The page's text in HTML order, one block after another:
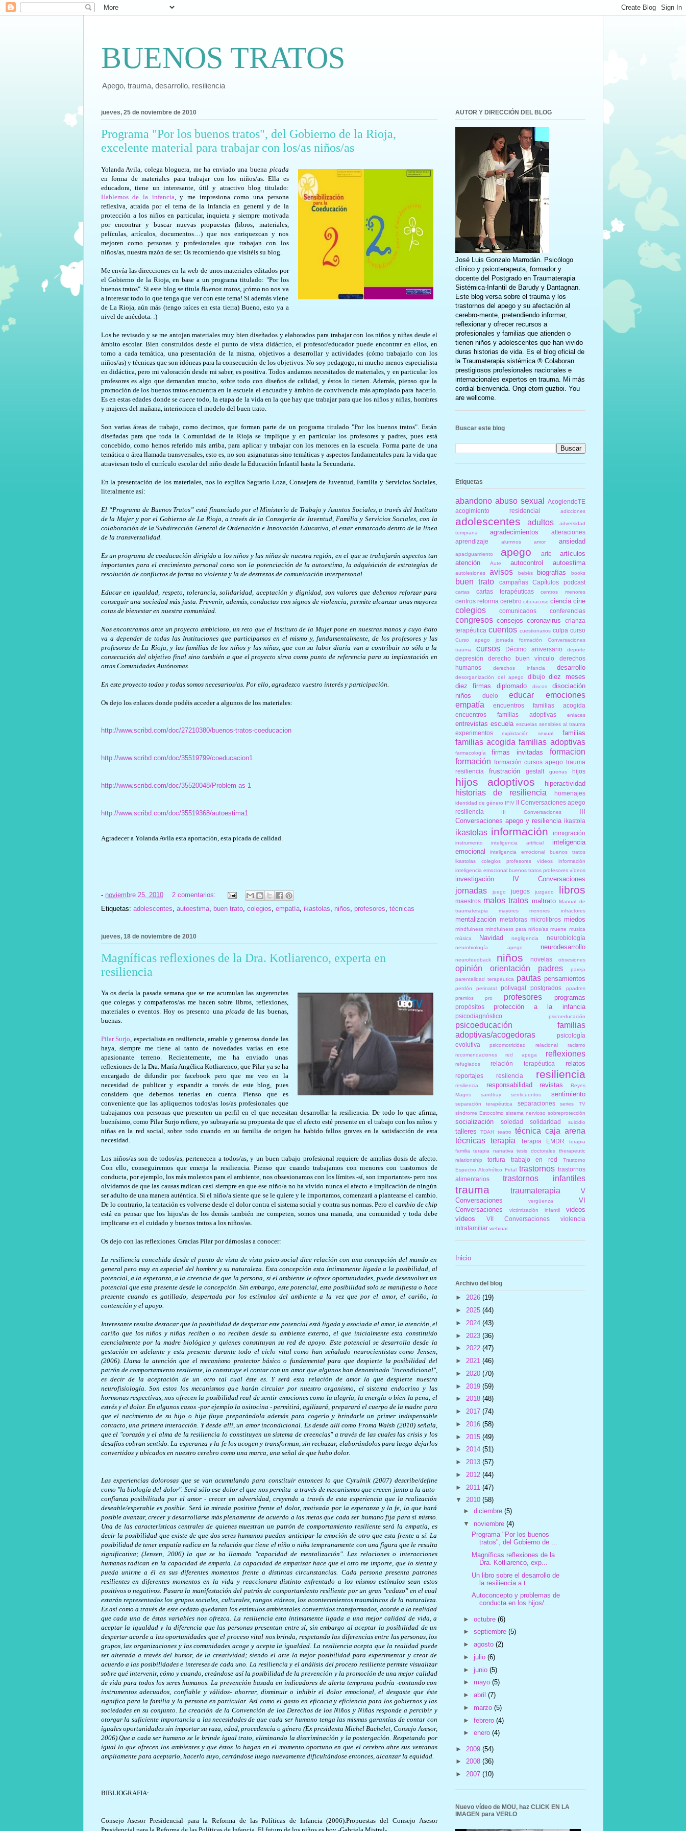
BUENOS TRATOS
Apego, trauma, desarrollo, resiliencia
jueves, 25 de noviembre de 2010
Programa "Por los buenos tratos", del Gobierno de la Rioja,
excelente material para trabajar con los/as niños/as
Yolanda Avila, colega bloguera, me ha enviado una buena picada
en forma de materiales para trabajar con los niños/as. Ella es
educadora, tiene un interesante, útil y atractivo blog titulado:
Hablemos de la infancia , y me impresiona como una persona
reflexiva, atraída por el tema de la infancia en general y de la
protección a los niños en particular, inquieta y siempre motivada
por encontrar y buscar nuevas propuestas (libros, materiales,
películas, artículos, documentos…) que nos enriquezcan y nos
mejoren como personas y profesionales que trabajan con los
niños/as, nuestra razón de ser. Os recomiendo que visitéis su blog.
Me envía las direcciones en la web de unos materiales editados por
el Gobierno de la Rioja, en base a un programa titulado: "Por los
buenos tratos". Si este blog se titula Buenos tratos, ¡cómo no nos va
a interesar todo lo que tenga que ver con este tema! Si además viene
de La Rioja, aún más (tengo raíces en esta tierra) Bueno, esto ya a
nivel de anécdota. :)
Los he revisado y se me antojan materiales muy bien diseñados y elaborados para trabajar con los niños y niñas desde el
ámbito escolar. Bien construidos desde el punto de vista didáctico, el profesor/educador puede encontrar en ellos, en
torno a cada temática, una presentación de la misma, objetivos a desarrollar y actividades (cómo trabajarlo con los
niños/as) y técnicas que son idóneas para la consecución de los objetivos. No soy pedagogo, ni mucho menos especialista
en didáctica, pero mi valoración desde mi saber, es positiva. Todos andamos necesitados de materiales, y en particular los
profesores es algo que demandan mucho, sobre todo con diseños de calidad, y éstos lo tienen. Además, pienso que la
promoción de los buenos tratos encuentra en la escuela el encuadre y ámbito de convivencia más apropiado para hacerlo.
Es en estas edades donde secuece todo, la etapa de la vida en la que hay que trabajar para que los niños y niñas, hombres
y mujeres del mañana, interioricen el modelo del buen trato.
Son varias áreas de trabajo, como decimos, que forman parte de un programa titulado "Por los buenos tratos". Están
diseñadas para que toda la Comunidad de la Rioja se implique y en particular los profesores y padres, pues está
concebido, como hemos referido más arriba, para aplicar y trabajar con los menores en la escuela. Forma parte de una
temática o área llamada transversales, esto es, no son asignaturas sino temáticas y aspectos fundamentales para la vida que
atraviesan todo el currículo escolar del niño desde la Educación Infantil hasta la Secundaria.
En la presentación de los materiales, nos lo explica Sagrario Loza, Consejera de Juventud, Familia y Servicios Sociales,
literalmente así:
El “Programa de Buenos Tratos” está financiado por el Ministerio de Trabajo y Asuntos Sociales, a través del Instituto
de la Mujer y por el Gobierno de La Rioja, a través de la Consejería de Juventud, Familia y Servicios Sociales, con la
colaboración de la Subdirección General de Ordenación e Innovación Educativa, al estar enmarcado dentro de la línea
de la transversalidad.
Es un programa de coeducación dirigido a los niños y las niñas de nuestra región, en el que se trabajarán aspectos tan
importantes para el crecimiento personal como son la potenciación de la autoestima, la adquisición de estrategias de
resolución de conflictos de forma no violenta y la de destrezas de comunicación interpersonal.
Educar en igualdad, respeto, tolerancia, solidaridad, aceptación y dignidad, son valores que debemos reforzar para
conseguir una sociedad más justa. Prevenir, además, conductas con signos de violencia, permite alcanzar unas mayores
cotas de bienestar en nuestra comunidad.
Nos encontramos ante un proyecto ambicioso, un reto que el Instituto de la Mujer pone en nuestras manos y cuyo éxito
va a depender de todas las Instituciones que participamos en el mismo y, fundamentalmente, de los profesores y las
profesoras de La Rioja, y las familias de los niños y las niñas, que con su labor diaria van a contribuir no sólo a la
consecución del objetivo final sino también a que el proyecto sirva como punto de referencia para su implantación en
otras Comunidades Autónomas.
En este proyecto todos y todas somos necesarios/as. Por ello, agradezco vuestro interés y participación.
Os dejo los enlaces donde podéis acceder a algunos de los materiales:
http://www.scribd.com/doc/27210380/buenos-tratos-coeducacion
http://www.scribd.com/doc/35519799/coeducacion1
http://www.scribd.com/doc/35520048/Problem-as-1
http://www.scribd.com/doc/35519368/autoestima1
Agradecer a Yolanda Avila esta aportación, esta picada de calidad.
- noviembre 25, 2010
2 comentarios:
Etiquetas: adolescentes autoestima, buen trato, colegios empatía, ikastolas niños profesores técnicas
jueves, 18 de noviembre de 2010
Magníficas reflexiones de la Dra. Kotliarenco, experta en
resiliencia
Ya os decía la pasada semana que se me acumulan las sugerencias
que colegas y compañeros/as me hacen sobre libros, reflexiones,
materiales o eventos. Hoy os presento una picada de las buenas,
buenas.
Pilar Surjo, especialista en resiliencia, amable y generosa donde las
haya, siempre me tiene al tanto de novedades varias en este
apasionante terreno. Recientemente, me ha enviado unas
reflexiones de la Dra. María Angélica Kotliarenco, que Pilar ya se ha
encargado de difundir por facebook pero que me veo en la
necesidad de publicar y expandir a través de este blog, pues
considero que debemos tenerlas en cuenta. Pienso que es
conveniente que las apliquemos todos/as los/as profesionales que
trabajamos con personas que presenten un perfil en el que necesitan desarrollar la resiliencia. De todo lo que afirma,
buenísimo, como Pilar Surjo refiere, yo subrayaría su propuesta de que el afecto esté presente en el trabajo con los niños y
niñas en la red social, sobre todo cuando en su familia de origen ha habido fallos graves en la satisfacción de esta
necesidad.
Los niños/as son de todos/as, pertenecen a todos/as, y un buen trabajo profesional requiere de amplias dosis de afecto.
Con ello, conseguiremos que emerja la resiliencia. Pienso que cuando trabajamos con menores con trastornos de
conducta, por ejemplo, los más molestos para el ambiente, nos obsesionamos con los límites -sí, son importantes- pero nos
olvidamos de que las causas radican casi siempre en que ese niño/a no ha vivido nunca el afecto e implicación de ningún
ser adulto de una manera auténtica. Si el niño/a siente que se le quiere y le importamos, comenzará a plantearse el cambio.
De lo contrario, la tentación es volverse desde el dolor contra el sistema social y contra sus normas. Pero el cambio de chip
está en pensar que los hijos/as de los demás también me competen, somos una manada, una comunidad y toda debe
implicarse en el cuidado y buenos tratos a los niños/as.
Os dejo con las reflexiones. Gracias Pilar por dárnoslas a conocer:
La resiliencia concebida desde el punto de vista de vista psico-social dice relación con una concepción del mundo en
general pero muy en especial del hombre y su naturaleza. Esta concepción esta íntimamente ligada a la posibilidad, al
potencial, a la esperanza, a la creencia de que la persona, si el ambiente le ofrece oportunidades, puede desenvolver un
potencial que esta presente desde la concepción. Sin embargo, este potencial, esta posibilidad solo se manifiesta o hace
presente cuando es gatillado, despertada por los estímulos del ambiente a la vez que por el amor, el cariño, la
contención y el apoyo.
Interesante resulta destacar que la posibilidad de despertar este potencial está ligada y asociada al amor, la atención, el
cariño que los niños y niñas reciben o no reciben desde su ambiente externo, el que inicialmente esta constituido
esencialmente por la madre biológica y quienes constituyan su red de apoyo. Este potencial se desarrolla desde la
gestación en adelante y esta presente durante todo el ciclo vital como han señalado neurocientistas como Jensen,
(2006). Llama la atención que el mecanismo protector básico o fundamental para que despierte la posibilidad del
patrón de comportamiento resiliente, lo constituye el contar con un amor que algunos han denominado "incondicional",
es decir de la aceptación de un otro tal cual éste es. Y será esta relación de amor la que despierte nuestra
neurofisiología. Son estos los mecanismos que harán circular por nuestro organismo, el sistema endocrino y las
hormonas respectivas, nos ofrecen la posibilidad real de sentir emociones como la alegría, la energía o bien la pena, el
estrés y el dolor. En algunos casos -por ejemplo la oxitocina - permitirá, agilizará, preparará el cuerpo de la madre para
que el nacimiento de su hijo o hija fluya preparándola además para cogerlo y brindarle un primer indispensable
contacto, una primera interacción. Y desde allí, un amor incondicional. Es desde allí como Froma Walsh (2010) señala,
que el "corazón y el alma de la resiliencia lo constituyen un sistema de creencias" a través de las cuales las crisis y los
desafíos cobran sentido. La esperanza y la fe los acogen y transforman, sin rechazar, elaborándolos para luego dejarlos
convertidos y ubicados en nuestro cerebro como una marca, una señal de que hubo dolor.
Las experiencias dolorosas que se van acumulando para constituir entonces lo que Cyrulnik (2007) describe/define
como "la biología del dolor". Será sólo ese dolor el que nos permita -a través de mecanismos que crecen junto a la auto-
confianza posibilitada por el amor - crecer en adversidad, creyendo a través de esta experiencia que la realización
deseable/esperable es posible. Será la mirada positiva frente al dolor, motivada por la esperanza y la fe, la que hará
posible avanzar, crecer y desarrollarse más plenamente de acuerdo a las metas que cada ser humano fija para sí mismo.
Una de las características centrales de quienes muestran un patrón de comportamiento resiliente será la empatía, es
decir la posibilidad que existe de que dos seres humanos puedan anticipar la emoción de otro que esta frente a sí. La
posibilidad de tener empatía radica en la relación que tiene el niño o niña tempranamente con una figura que le resulta
significativa; (Jensen, 2006) la que se ha llamado "capacidad de mentalización". Las relaciones o interacciones
humanas radican en la capacidad de empatía. La capacidad de empatizar hace que el otro me importe, que lo sienta y
pueda unirme a él en sus diferentes momentos frente a distintas circunstancias. Cada persona presenta patrones
resilientes en diferentes momentos en la vida y reaccionara distinto enfrentado a los mismos estímulos sean estos
positivos o negativos. Pasara la manifestación del patrón de comportamiento resiliente por un gran "cedazo" en el cual
estarán representados los grupos sociales, culturales, rangos etáreos, los acontecimientos traumáticos de la naturaleza.
Es así como a través de este cedazo quedaran los estímulos ambientales convertidos transformados, acorde a la realidad
que cada una de éstas variables nos ofrezca. La resiliencia esta íntimamente ligada a una mejor calidad de vida, a
aceptar la igualdad y la diferencia que las personas presentan entre sí, sin embargo al aceptar la posibilidad de un
despertar acorde a las oportunidades que el proceso vital nos brinda, respetando las diferencias entre las personas, los
grupos, las organizaciones y las comunidades acoge y acepta la igualdad. La resiliencia acepta que la realidad puede
ser alterada a través del humor, de la creatividad; siendo el arte la mejor posibilidad para experimentar y crear de
acuerdo a las posibilidades e intereses de cada uno. La resiliencia y el análisis del proceso resiliente permite visualizar
sobre qué intervenir, cómo y cuando, creándose así la posibilidad de la prevención y la promoción de una mejor calidad
de vida para todos los seres humanos. La prevención basada en indicadores de alerta temprana podría -contando con
instrumentos adecuados, confiable y válidos- ahorrar, disminuir o inhibir el dolor emocional, el desgaste que éste
significa para la familia y la persona en particular. Así como el gasto en eficacia y eficiencia para los gobiernos y las
sociedades en su conjunto. La creación de la Convención de los Derechos de los Niños y Niñas responde a percibir y
otorgar la suficiente importancia a las necesidades de que cada ser humano tenga las mismas garantías de contar con
iguales oportunidades sin importar su raza, edad, procedencia o género (Ex presidenta Michel Bachelet, Consejo Asesor,
2006).Que a cada ser humano se le brinde igual trato, eliminando la discriminación y la postergación. Respetando por
igual lo que ofrecen los ambientes y que éstos lo hagan en el momento oportuno en que el cerebro abre sus ventanas
ampliamente para aceptarlo, hacerlo suyo, cerrándose luego nuevamente dificultándose entonces, alcanzar la equidad.
BIBLIOGRAFIA:
Consejo Asesor Presidencial para la Reforma de las Políticas de Infancia (2006).Propuestas del Consejo Asesor
AUTOR Y DIRECCIÓN DEL BLOG
José Luis Gonzalo Marrodán. Psicólogo
clínico y psicoterapeuta, formador y
docente del Postgrado en Traumaterapia
Sistémica-Infantil de Barudy y Dantagnan.
Este blog versa sobre el trauma y los
trastornos del apego y su afectación al
cerebro-mente, pretendiendo informar,
reflexionar y ofrecer recursos a
profesionales y familias que atienden o
tienen niños y adolescentes que han vivido
duras historias de vida. Es el blog oficial de
la Traumaterapia sistémica.® Colaboran
prestigiosos profesionales nacionales e
internacionales expertos en trauma. Mi más
cordial bienvenida. Ongi etorri guztioi. You
are wellcome.
Buscar este blog
Etiquetas
abandono abuso sexual
AcogiendoTE
acogimiento residencial
adicciones
adolescentes adultos
adversidad
temprana
agradecimientos
alteraciones
aprendizaje
alumnos amor ansiedad
apaciguamiento apego arte
artículos
atención
Aute autocontrol autoestima
autolesiones avisos bebés biografías books
buen trato campañas Capítulos podcast
cartas cartas terapéuticas centros menores
centros reforma cerebro ciberacoso ciencia cine
colegios comunicados conferencias
congresos consejos coronavirus
crianza
terapéutica cuentos cuestionarios culpa curso
Curso apego jornada formación Conversaciones
trauma
cursos Décimo aniversario deporte
depresión derecho buen vínculo
derechos
humanos
derechos infancia desarrollo
desorganización del apego dibujo diez meses
diez firmas
diplomado discos
disociación
niños
duelo educar
emociones
empatía
encuentros familias acogida
encuentros familias adoptivas
enlaces
entrevistas escuela escuelas sensibles al trauma
experimentos explotación sexual familias
familias acogida familias adoptivas
farmacología firmas invitadas
formacion
formación formación cursos apego trauma
resiliencia
frustración gestalt guerras hijos
hijos adoptivos hiperactividad
historias de resiliencia homenajes
identidad de género IFIV II Conversaciones apego
resiliencia
III Conversaciones
III
Conversaciones apego y resiliencia ikastola
ikastolas información inmigración
instrumento inteligencia artificial
inteligencia
emocional
inteligencia emocional buenos tratos
ikastolas colegios profesores vídeos información
inteligencia emocional buenos tratos profesores vídeos
investigación IV Conversaciones
jornadas juego juegos juzgado libros
maestros malos tratos maltrato Manual de
traumaterapia
mayores menores infractores
mentalización metaforas microlibros miedos
mindfulness mindfulness para niños/as muerte musica
música
Navidad negligencia neurobiología
neurobiología. apego neurodesarrollo
neurofeedback niños novelas obsesiones
opinión orientación padres
pareja
parentalidad terapéutica
pautas pensamientos
perdón perinatal polivagal postgrados
ppadres
premios
pro profesores programas
propósitos protección a la infancia
psicodiagnóstico psicoeducación
psicoeducación familias
adoptivas/acogedoras
psicología
evolutiva
psicomotricidad relacional
racismo
recomendaciones
red apega reflexiones
refugiados relación terapéutica relatos
reportajes resilencia resiliencia
resiliencia. responsabilidad revistas
Reyes
Magos
sandtray senticuentos sentimiento
separación terapéutica separaciones
series TV
síndrome Estocolmo sistema nervioso sobreprotección
socialización soledad solidaridad suicidio
talleres TDAH teatro
técnica caja arena
técnicas
terapia Terapia EMDR
terapia
familia
terapia narrativa tesis doctorales
therapeutic
relationship
tortura trabajo en red
Trastorno
Espectro Alcohólico Fetal trastornos trastornos
alimentarios
trastornos infantiles
trauma traumaterapia
V
Conversaciones
vergüenza
VI
Conversaciones
victimización infantil
videos
vídeos
VII Conversaciones
violencia
intrafamiliar webinar
Inicio
Archivo del blog
► 2026 (19)
► 2025 (44)
► 2024 (43)
► 2023 (36)
► 2022 (47)
► 2021 (46)
► 2020 (70)
► 2019 (59)
► 2018 (48)
► 2017 (74)
► 2016 (58)
► 2015 (49)
► 2014 (51)
► 2013 (57)
► 2012 (44)
► 2011 (47)
▼ 2010 (58)
►diciembre(5)
▼ noviembre(4)
Programa "Por los buenos
tratos", del Gobierno de ...
Magníficas reflexiones de la
Dra. Kotliarenco, exp...
Un libro sobre el desarrollo de
la resiliencia a t...
Autoconcepto y problemas de
conducta en los hijos/...
►octubre(6)
►septiembre(5)
►agosto(2)
►julio(6)
►junio(5)
► mayo(5)
►abril(7)
► marzo(5)
►febrero(4)
►enero(4)
► 2009 (54)
► 2008 (36)
► 2007 (10)
Nuevo vídeo de MOU, haz CLICK EN LA
IMAGEN para VERLO